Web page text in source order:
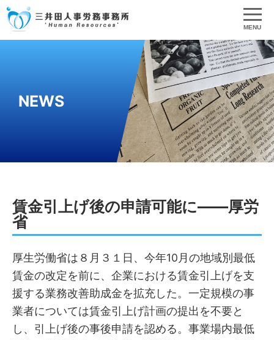
MENU
NEWS
賃金引上げ後の申請可能に――厚労
省
厚生労働省は８月３１日、今年10月の地域別最低
賃金の改定を前に、企業における賃金引上げを支
援する業務改善助成金を拡充した。一定規模の事
業者については賃金引上げ計画の提出を不要と
し、引上げ後の事後申請を認める。事業場内最低